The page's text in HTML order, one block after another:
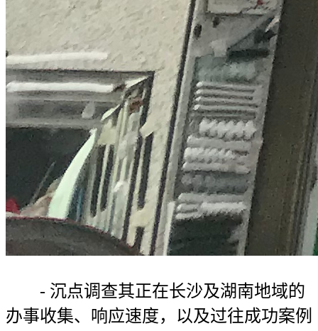
- 沉点调查其正在长沙及湖南地域的
办事收集、响应速度，以及过往成功案例